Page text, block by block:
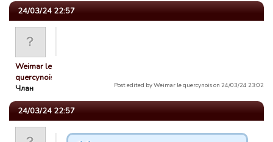
24/03/24 22:57
Weimar le
quercynois
Члан
Post edited by Weimar le quercynois on 24/03/24 23:02
24/03/24 22:57